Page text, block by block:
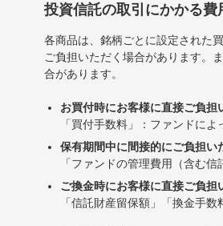
投資信託の取引にかかる費
各商品は、銘柄ごとに設定された
ご負担いただく場合があります。
合があります。
お買付時にお客様に直接ご負担
「買付手数料」：ファンドに
保有期間中に間接的にご負担い
「ファンドの管理費用（含む
ご換金時にお客様に直接ご負担
「信託財産留保額」「換金手